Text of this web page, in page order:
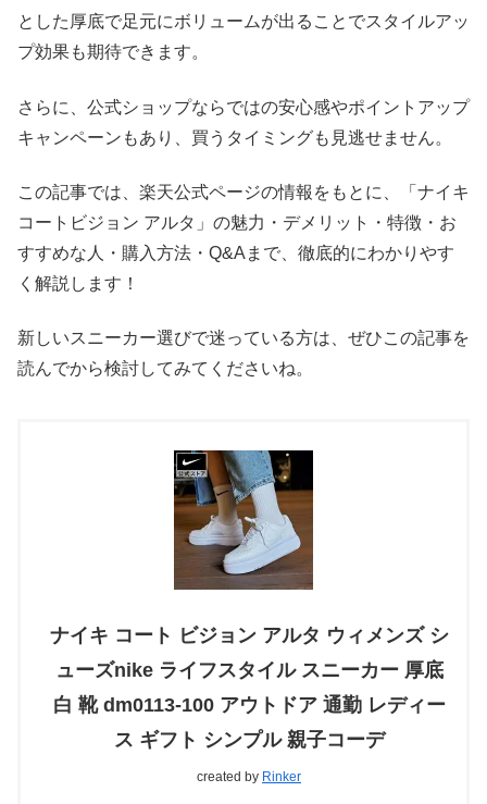
とした厚底で足元にボリュームが出ることでスタイルアッ
プ効果も期待できます。
さらに、公式ショップならではの安心感やポイントアップ
キャンペーンもあり、買うタイミングも見逃せません。
この記事では、楽天公式ページの情報をもとに、「ナイキ
コートビジョン アルタ」の魅力・デメリット・特徴・お
すすめな人・購入方法・Q&Aまで、徹底的にわかりやす
く解説します！
新しいスニーカー選びで迷っている方は、ぜひこの記事を
読んでから検討してみてくださいね。
ナイキ コート ビジョン アルタ ウィメンズ シ
ューズnike ライフスタイル スニーカー 厚底
白 靴 dm0113-100 アウトドア 通勤 レディー
ス ギフト シンプル 親子コーデ
created by Rinker